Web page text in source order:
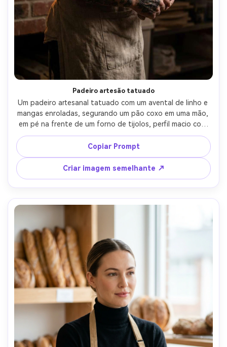
Padeiro artesão tatuado
Um padeiro artesanal tatuado com um avental de linho e
mangas enroladas, segurando um pão coxo em uma mão,
em pé na frente de um forno de tijolos, perfil macio com
borda iluminada e luzes práticas ambientais, Nikon Z8
50mm f/1.8, vertical 4:5 close-up médio, contraste
cinematográfico, destaques quentes, sombras naturais,
textura fotorealista da pele, foco nítido-AR 4:5
Copiar Prompt
Criar imagem semelhante ↗